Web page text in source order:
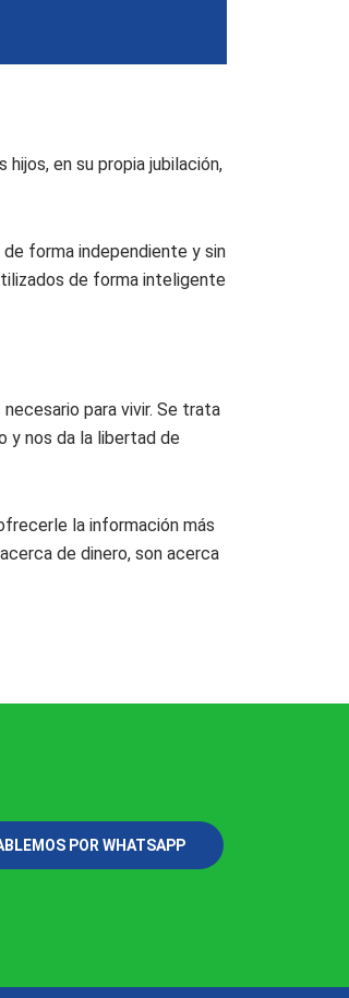
en su propia jubilación,
forma independiente y sin
de forma inteligente
para vivir. Se trata
y nos da la libertad de
la información más
de dinero, son acerca
POR WHATSAPP